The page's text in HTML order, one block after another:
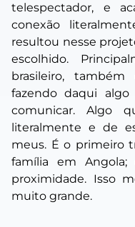
telespectador, e
conexão
resultou nesse
escolhido.
brasileiro,
fazendo daqui
comunicar. Algo
literalmente e de
meus. É o primeiro
família em
proximidade. Isso
muito grande.